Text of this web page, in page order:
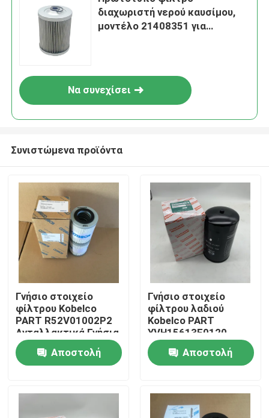
Αρχική Σελίδα
Σχετικά με εμάς
διαχωριστή νερού καυσίμου,
μοντέλο 21408351 για
Να συνεχίσει
Συνιστώμενα προϊόντα
Γνήσιο στοιχείο
φίλτρου Kobelco
PART R52V01002P2
Ανταλλακτικά Γνήσια
Αποστολή
Γνήσιο στοιχείο
φίλτρου λαδιού
Kobelco PART
YVH15613E0120
Ανταλλακτικά Γνήσια
Αποστολή